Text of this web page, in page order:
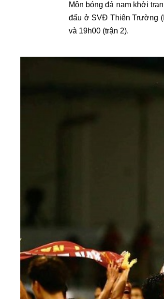
Môn bóng đá nam khởi
đấu ở SVĐ Thiên Trường
và 19h00 (trận 2).